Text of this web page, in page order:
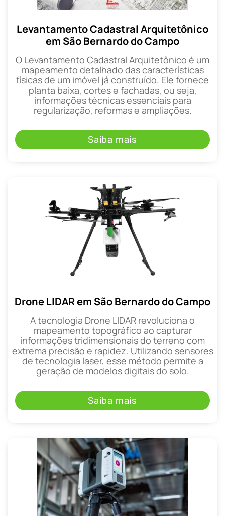
Levantamento Cadastral Arquitetônico
em São Bernardo do Campo
O Levantamento Cadastral Arquitetônico é um
mapeamento detalhado das características
físicas de um imóvel já construído. Ele fornece
planta baixa, cortes e fachadas, ou seja,
informações técnicas essenciais para
regularização, reformas e ampliações.
Saiba mais
Drone LIDAR em São Bernardo do Campo
A tecnologia Drone LIDAR revoluciona o
mapeamento topográfico ao capturar
informações tridimensionais do terreno com
extrema precisão e rapidez. Utilizando sensores
de tecnologia laser, esse método permite a
geração de modelos digitais do solo.
Saiba mais